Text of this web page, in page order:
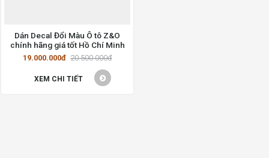
Dán Decal Đổi Màu Ô tô Z&O
chính hãng giá tốt Hồ Chí Minh
19.000.000đ 20.500.000đ
XEM CHI TIẾT